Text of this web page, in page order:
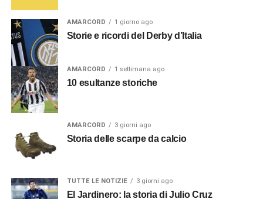
AMARCORD 1 giorno ago
Storie e ricordi del Derby d’Italia
AMARCORD 1 settimana ago
10 esultanze storiche
AMARCORD 3 giorni ago
Storia delle scarpe da calcio
TUTTE LE NOTIZIE 3 giorni ago
El Jardinero: la storia di Julio Cruz